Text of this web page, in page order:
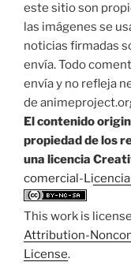
este sitio son
las imágenes se
noticias firmadas
envía. Todo
envía y no refleja
de
El contenido
propiedad de los
una licencia
comercial-
This work is
Attribution-
License.